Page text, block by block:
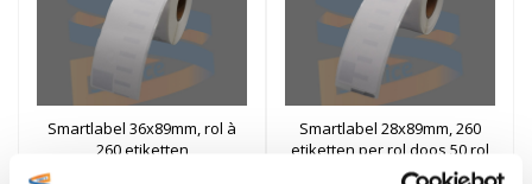
Smartlabel 36x89mm, rol à
260 etiketten
Smartlabel 28x89mm, 260
etiketten per rol doos 50 rol